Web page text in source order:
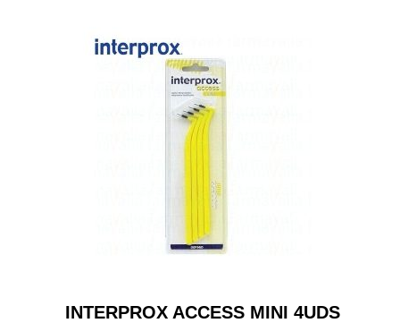
INTERPROX ACCESS MINI 4UDS